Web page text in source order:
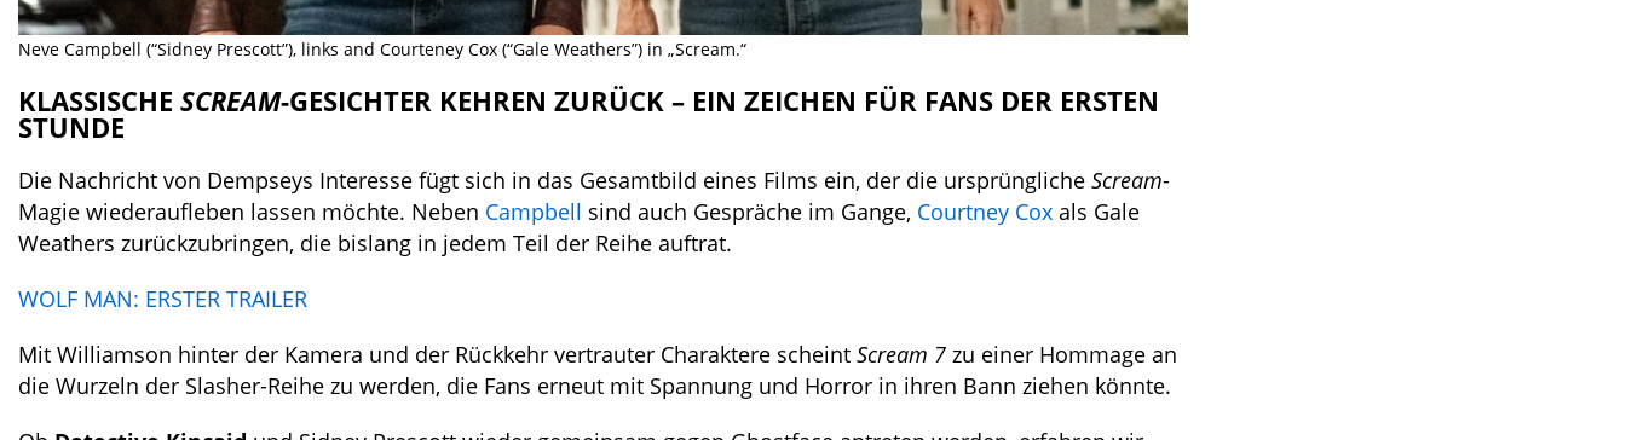
Neve Campbell (“Sidney Prescott”), links and Courteney Cox (“Gale Weathers”) in „Scream.“
KLASSISCHE SCREAM-GESICHTER KEHREN ZURÜCK – EIN ZEICHEN FÜR FANS DER ERSTEN
STUNDE
Die Nachricht von Dempseys Interesse fügt sich in das Gesamtbild eines Films ein, der die ursprüngliche Scream-
Magie wiederaufleben lassen möchte. Neben Campbell sind auch Gespräche im Gange, Courtney Cox als Gale
Weathers zurückzubringen, die bislang in jedem Teil der Reihe auftrat.
WOLF MAN: ERSTER TRAILER
Mit Williamson hinter der Kamera und der Rückkehr vertrauter Charaktere scheint Scream 7 zu einer Hommage an
die Wurzeln der Slasher-Reihe zu werden, die Fans erneut mit Spannung und Horror in ihren Bann ziehen könnte.